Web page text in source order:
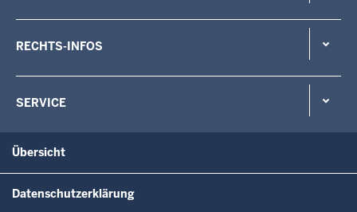
RECHTS-INFOS
SERVICE
Übersicht
Datenschutzerklärung